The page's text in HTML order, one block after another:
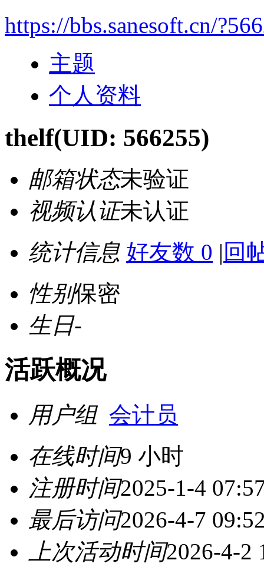
https://bbs.sanesoft.cn/
主题
个人资料
thelf(UID: 566255)
邮箱状态未验证
视频认证未认证
统计信息 好友数 0 | 回
性别保密
生日-
活跃概况
用户组 会计员
在线时间9 小时
注册时间2025-1-4
最后访问2026-4-7
上次活动时间2026-4-2